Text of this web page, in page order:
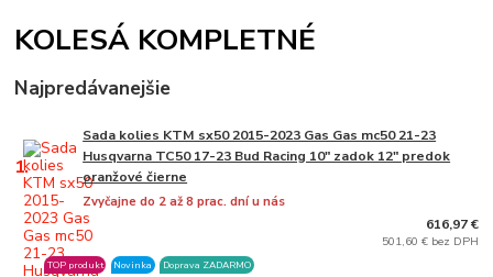
KOLESÁ KOMPLETNÉ
Najpredávanejšie
1.
Sada kolies KTM sx50 2015-2023 Gas Gas mc50 21-23
Husqvarna TC50 17-23 Bud Racing 10" zadok 12" predok
oranžové čierne
Zvyčajne do 2 až 8 prac. dní u nás
TOP produkt Novinka Doprava ZADARMO
616,97 €
501,60 € bez DPH